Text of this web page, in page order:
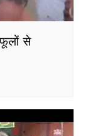
फूलों से